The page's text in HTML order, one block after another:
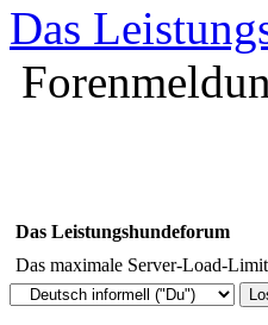
Das
Das Leistungshundeforum
Das maximale Server-Load-